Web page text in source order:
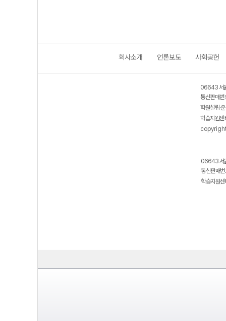
회사소개 언론보도 사회공헌
06643 서
통신판매
학원설립·
학습지원
06643 서
통신판매
학습지원